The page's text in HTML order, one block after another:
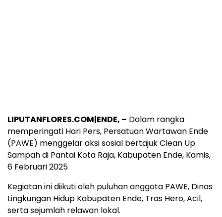
LIPUTANFLORES.COM|ENDE, – Dalam rangka
memperingati Hari Pers, Persatuan Wartawan Ende
(PAWE) menggelar aksi sosial bertajuk Clean Up
Sampah di Pantai Kota Raja, Kabupaten Ende, Kamis,
6 Februari 2025
Kegiatan ini diikuti oleh puluhan anggota PAWE, Dinas
Lingkungan Hidup Kabupaten Ende, Tras Hero, Acil,
serta sejumlah relawan lokal.